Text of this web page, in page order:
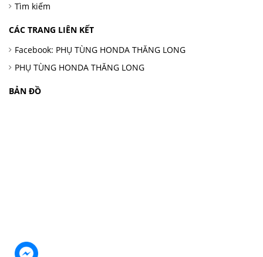
Tìm kiếm
CÁC TRANG LIÊN KẾT
Facebook: PHỤ TÙNG HONDA THĂNG LONG
PHỤ TÙNG HONDA THĂNG LONG
BẢN ĐỒ